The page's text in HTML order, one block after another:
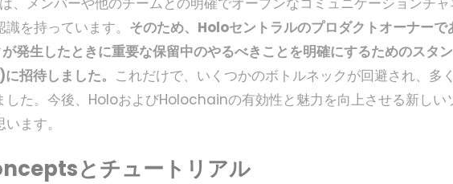
を持っています。 そのため、Holoセントラルのプロダクトオーナーで
生したときに重要な保留中のやるべきことを明確にするためのスタン
招待しました。 これだけで、いくつかのボトルネックが回避され、多く
した。今後、HoloおよびHolochainの有効性と魅力を向上させる新しい
ます。
とチュートリアル